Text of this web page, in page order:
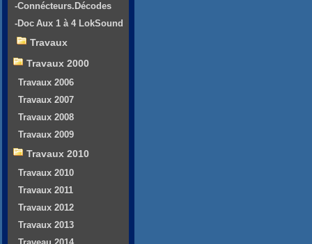
-Connécteurs.Décodes
-Doc Aux 1 à 4 LokSound
Travaux
Travaux 2000
Travaux 2006
Travaux 2007
Travaux 2008
Travaux 2009
Travaux 2010
Travaux 2010
Travaux 2011
Travaux 2012
Travaux 2013